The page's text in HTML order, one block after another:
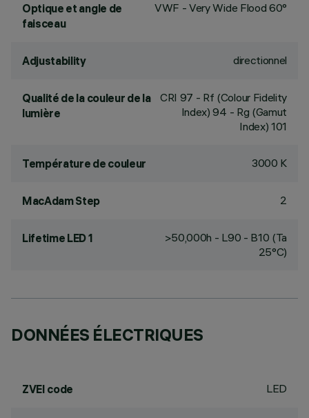
Optique et angle de
faisceau
VWF - Very Wide Flood 60°
Adjustability directionnel
Qualité de la couleur de la
lumière
CRI 97 - Rf (Colour Fidelity
Index) 94 - Rg (Gamut
Index) 101
Température de couleur 3000 K
MacAdam Step 2
Lifetime LED 1
>50,000h - L90 - B10 (Ta
25°C)
DONNÉES ÉLECTRIQUES
ZVEI code LED